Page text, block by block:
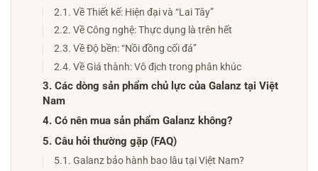
2.1. Về Thiết kế: Hiện đại và “Lai Tây”
2.2. Về Công nghệ: Thực dụng là trên hết
2.3. Về Độ bền: “Nồi đồng cối đá”
2.4. Về Giá thành: Vô địch trong phân khúc
3. Các dòng sản phẩm chủ lực của Galanz tại Việt
Nam
4. Có nên mua sản phẩm Galanz không?
5. Câu hỏi thường gặp (FAQ)
5.1. Galanz bảo hành bao lâu tại Việt Nam?